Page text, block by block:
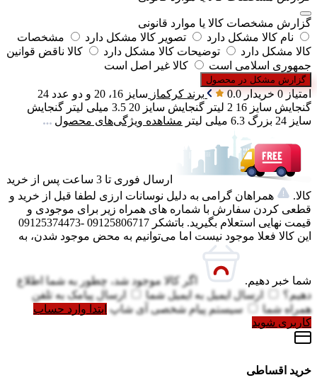
گزارش مشخصات کالا یا موارد قانونی
نام کالا مشکل دارد
تصویر کالا مشکل دارد
مشخصات
کالا مشکل دارد
توضیحات کالا مشکل دارد
کالا ناقض قوانین
جمهوری اسلامی است
کالا غیر اصل است
گزارش مشکل در محصول
امتیاز 0 خریدار 0.0 برند کرکماز سایز 16، 20 و دو عدد 24
گنجایش سایز 16
2 لیتر گنجایش سایز 20 3.5 میلی لیتر
گنجایش
سایز 24 بزرگ
6.3 میلی لیتر مشاهده ویژگی‌های محصول
ارسال فوری تا 3 ساعت پس از خرید
کالا.
همراهان گرامی به دلیل نوسانات ارزی لطفا قبل از خرید و
قطعی کردن سفارش با شماره های همراه زیر برای موجودی و
قیمت نهایی استعلام بگیرید. باتشکر 09125806717 -09125374473
این کالا فعلا موجود نیست اما می‌توانیم به محض موجود شدن، به
شما خبر دهیم.
اگر کالا موجود شد، چطور به شما اطلاع
دهیم؟
ارسال ایمیل به ایمیل شما ارسال پیامک به تلفن
همراه شما
سیستم پیام شخصی آی شاپ ابتدا وارد حساب
کاربری شوید
خرید اقساطی